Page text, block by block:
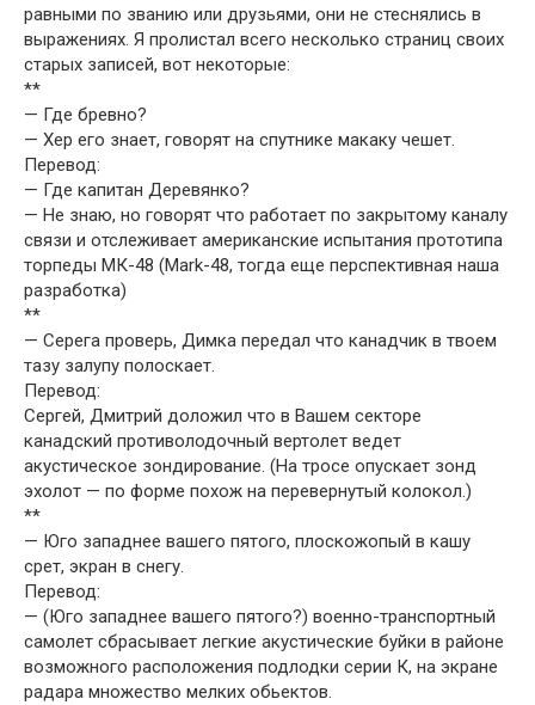
равными по званию или друзьями, они не стеснялись в
выражениях. Я пролистал всего несколько страниц своих
старых записей, вот некоторые:
**
— Где бревно?
— Хер его знает, говорят на спутнике макаку чешет.
Перевод:
— Где капитан Деревянко?
— Не знаю, но говорят что работает по закрытому каналу
связи и отслеживает американские испытания прототипа
торпеды МК-48 (Mark-48, тогда еще перспективная наша
разработка)
**
— Серега проверь, Димка передал что канадчик в твоем
тазу залупу полоскает.
Перевод:
Сергей, Дмитрий доложил что в Вашем секторе
канадский противолодочный вертолет ведет
акустическое зондирование. (На тросе опускает зонд
эхолот — по форме похож на перевернутый колокол.)
**
— Юго западнее вашего пятого, плоскожопый в кашу
срет, экран в снегу.
Перевод:
— (Юго западнее вашего пятого?) военно-транспортный
самолет сбрасывает легкие акустические буйки в районе
возможного расположения подлодки серии К, на экране
радара множество мелких обьектов.